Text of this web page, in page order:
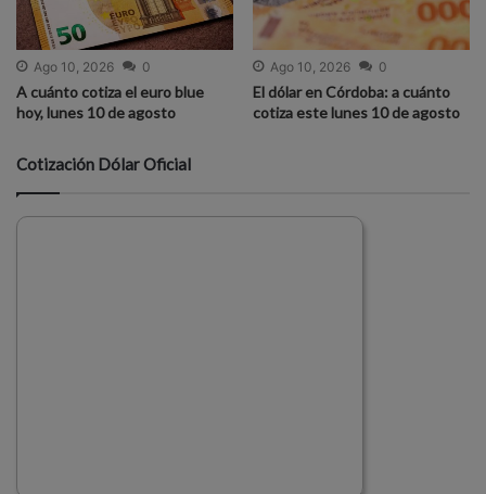
Ago 10, 2026 0
A cuánto cotiza el euro blue
hoy, lunes 10 de agosto
Ago 10, 2026 0
El dólar en Córdoba: a cuánto
cotiza este lunes 10 de agosto
Cotización Dólar Oficial